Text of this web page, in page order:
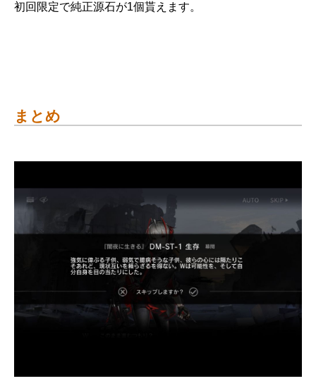
初回限定で純正源石が1個貰えます。
まとめ